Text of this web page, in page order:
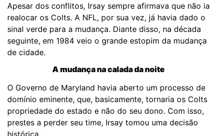
Apesar dos conflitos, Irsay sempre afirmava que não ia
realocar os Colts. A NFL, por sua vez, já havia dado o
sinal verde para a mudança. Diante disso, na década
seguinte, em 1984 veio o grande estopim da mudança
de cidade.
A mudança na calada da noite
O Governo de Maryland havia aberto um processo de
domínio eminente, que, basicamente, tornaria os Colts
propriedade do estado e não do seu dono. Com isso,
prestes a perder seu time, Irsay tomou uma decisão
histórica.